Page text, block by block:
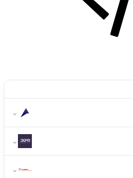
⌄
⌄
⌄